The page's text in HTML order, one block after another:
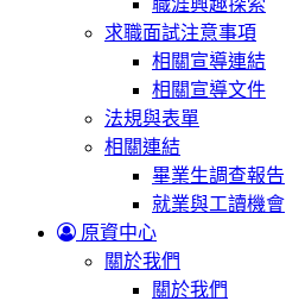
求職面試注意事項
相關宣導連結
相關宣導文件
法規與表單
相關連結
畢業生調查報告
就業與工讀機會
原資中心
關於我們
關於我們